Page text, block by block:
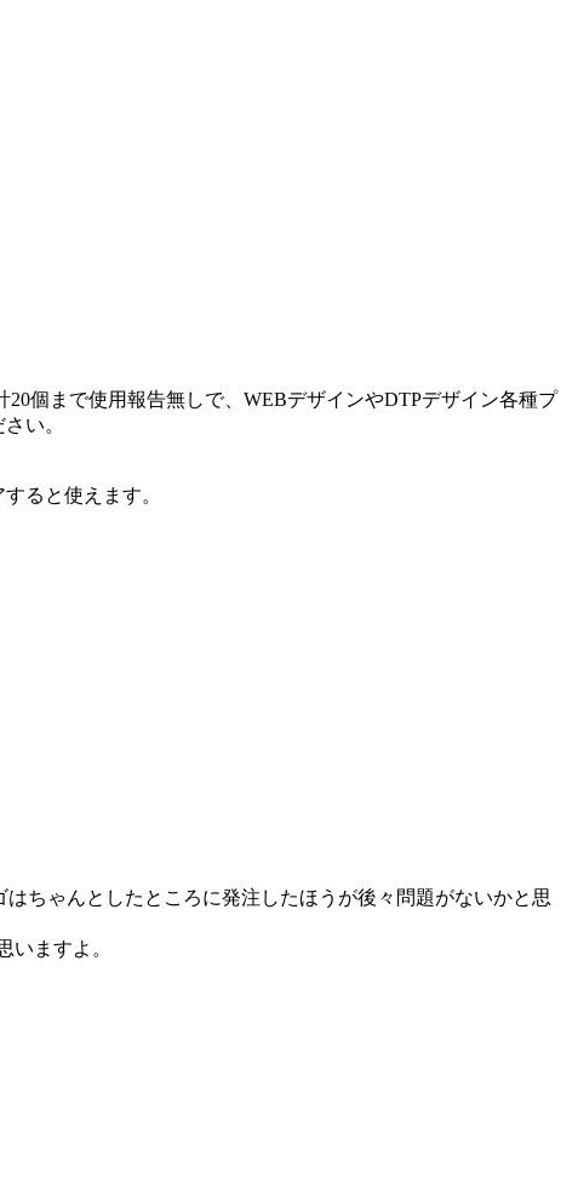
個まで使用報告無しで、WEBデザインやDTPデザイン各種プ
い。
ると使えます。
ちゃんとしたところに発注したほうが後々問題がないかと思
ますよ。